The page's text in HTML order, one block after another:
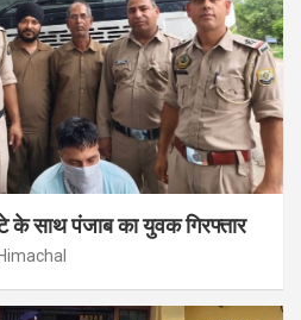
के साथ पंजाब का युवक गिरफ्तार